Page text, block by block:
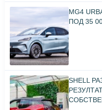
MG4
ПОД 35
SHELL